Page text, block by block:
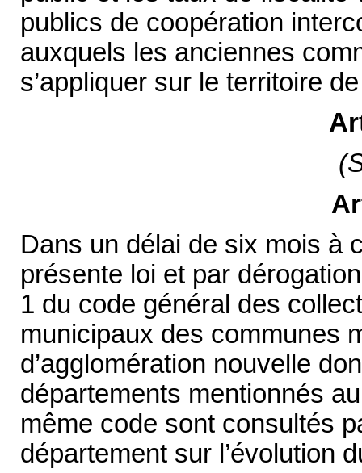
publics de coopération
auxquels les anciennes
s’appliquer sur le territoire
Dans un délai de six mois à
présente loi et par
1 du code général des
municipaux des communes
d’agglomération nouvelle
départements mentionnés
même code sont consultés
département sur l’évolution